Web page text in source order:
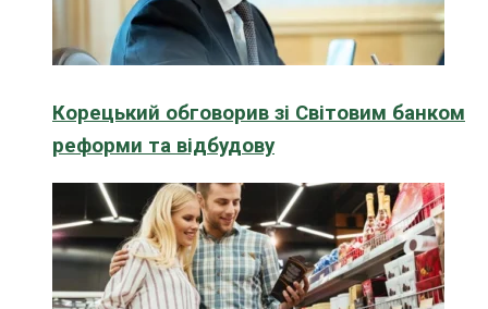
Корецький обговорив зі Світовим банком
реформи та відбудову